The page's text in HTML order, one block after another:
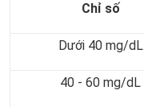
Chỉ số
Dưới 40 mg/dL
40 - 60 mg/dL